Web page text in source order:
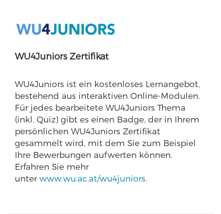
WU4Juniors Zertifikat
WU4Juniors ist ein kostenloses Lernangebot,
bestehend aus interaktiven Online-Modulen.
Für jedes bearbeitete WU4Juniors Thema
(inkl. Quiz) gibt es einen Badge, der in Ihrem
persönlichen WU4Juniors Zertifikat
gesammelt wird, mit dem Sie zum Beispiel
Ihre Bewerbungen aufwerten können.
Erfahren Sie mehr
unter www.wu.ac.at/wu4juniors.